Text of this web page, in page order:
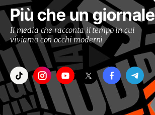
Più che un giornale
Il media che racconta il tempo in cui
viviamo con occhi moderni